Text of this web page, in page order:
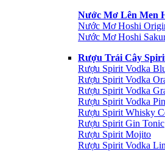
Nước Mơ Lên Men
Nước Mơ Hoshi
Nước Mơ Hoshi
Rượu Trái Cây
Rượu Spirit Vodka
Rượu Spirit Vodka
Rượu Spirit Vodka
Rượu Spirit Vodka
Rượu Spirit Whisky
Rượu Spirit Gin Tonic
Rượu Spirit Mojito
Rượu Spirit Vodka